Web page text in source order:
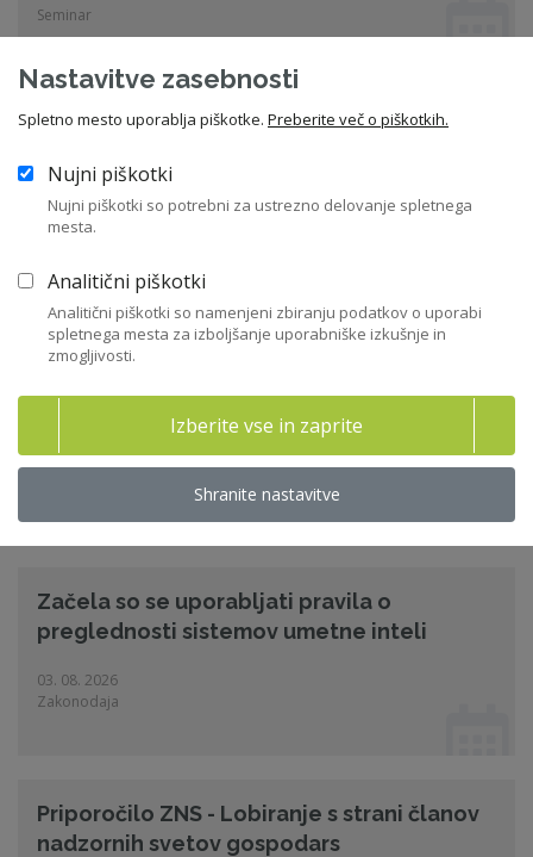
Seminar
Sorodne novice
20 let Certifikata ZNS – skozi oči prvih
imetnikov
07. 08. 2026
Začela so se uporabljati pravila o
preglednosti sistemov umetne inteli
03. 08. 2026
Zakonodaja
Priporočilo ZNS - Lobiranje s strani članov
nadzornih svetov gospodars
Nastavitve zasebnosti
Spletno mesto uporablja piškotke. Preberite več o piškotkih.
Nujni piškotki
Nujni piškotki so potrebni za ustrezno delovanje spletnega
mesta.
Analitični piškotki
Analitični piškotki so namenjeni zbiranju podatkov o uporabi
spletnega mesta za izboljšanje uporabniške izkušnje in
zmogljivosti.
Izberite vse in zaprite
Shranite nastavitve